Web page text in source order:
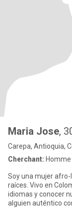
Maria Jose,
Carepa, Antioquia,
Cherchant:
Soy una mujer
raíces. Vivo en
idiomas y conocer
alguien auténtico